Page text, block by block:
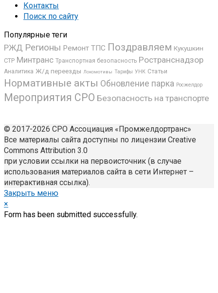
Контакты
Поиск по сайту
Популярные теги
РЖД Регионы Ремонт ТПС Поздравляем Кукушкин
СТР Минтранс Транспортная безопасность Ространснадзор
Аналитика Ж/д переезды Локомотивы Тарифы УНК Статьи
Нормативные акты Обновление парка Росжелдор
Мероприятия СРО Безопасность на транспорте
© 2017-2026 СРО Ассоциация «Промжелдортранс»
Все материалы сайта доступны по лицензии Creative
Commons Attribution 3.0
при условии ссылки на первоисточник (в случае
использования материалов сайта в сети Интернет –
интерактивная ссылка).
Закрыть меню
×
Form has been submitted successfully.